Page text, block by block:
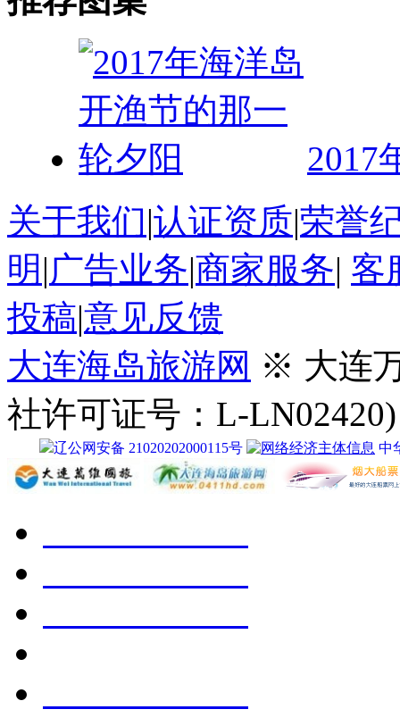
2017
关于我们|认证资质|荣誉
明 |广告业务|商家服务| 客
投稿|意见反馈
大连海岛旅游网 ※ 大连
社许可证号：L-LN02420)
辽公网安备 21020202000115号 中